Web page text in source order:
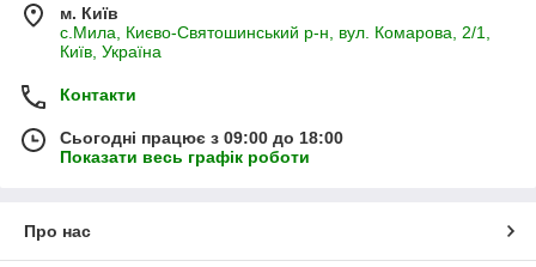
м. Київ
с.Мила, Києво-Святошинський р-н, вул. Комарова, 2/1,
Київ, Україна
Контакти
Сьогодні працює з 09:00 до 18:00
Показати весь графік роботи
Про нас